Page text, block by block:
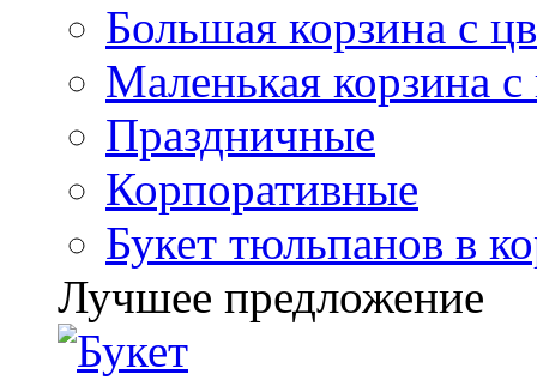
Большая корзина с
Маленькая корзина
Праздничные
Корпоративные
Букет тюльпанов в
Лучшее предложение